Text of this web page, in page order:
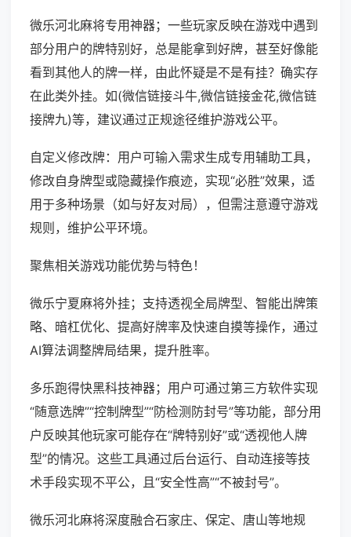
微乐河北麻将专用神器；一些玩家反映在游戏中遇到
部分用户的牌特别好，总是能拿到好牌，甚至好像能
看到其他人的牌一样，由此怀疑是不是有挂？确实存
在此类外挂。如(微信链接斗牛,微信链接金花,微信链
接牌九)等，建议通过正规途径维护游戏公平。
自定义修改牌：用户可输入需求生成专用辅助工具，
修改自身牌型或隐藏操作痕迹，实现“必胜”效果，适
用于多种场景（如与好友对局），但需注意遵守游戏
规则，维护公平环境。
聚焦相关游戏功能优势与特色！
微乐宁夏麻将外挂；支持透视全局牌型、智能出牌策
略、暗杠优化、提高好牌率及快速自摸等操作，通过
AI算法调整牌局结果，提升胜率。
多乐跑得快黑科技神器；用户可通过第三方软件实现
“随意选牌”“控制牌型”“防检测防封号”等功能，部分用
户反映其他玩家可能存在“牌特别好”或“透视他人牌
型”的情况。这些工具通过后台运行、自动连接等技
术手段实现不平公，且“安全性高”“不被封号”。
微乐河北麻将深度融合石家庄、保定、唐山等地规